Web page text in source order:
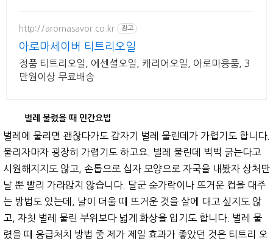
http://aromasavor.co.kr 광고
아로마세이버 티트리오일
정품 티트리오일, 에센셜오일, 캐리어오일, 아로마용품, 3
만원이상 무료배송
벌레 물렸을 때 민간요법
벌레에 물리면 괜찮다가도 갑자기 벌레 물린데가 가렵기도 합니다.
물리자마자 굉장히 가렵기도 하고요. 벌레 물린데 벅벅 긁는다고
시원해지지도 않고, 손톱으로 십자 모양으로 자국을 내봤자 상처만
날 뿐 빨리 가라앉지 않습니다. 달군 숟가락이나 뜨거운 컵을 대주
는 방법도 있는데, 날이 더울 때 뜨거운 것을 살에 대고 싶지도 않
고, 자칫 벌레 물린 부위보다 넓게 화상을 입기도 합니다. 벌레 물
렸을 때 응급처치 방법 중 제가 제일 효과가 좋았던 것은 티트리 오